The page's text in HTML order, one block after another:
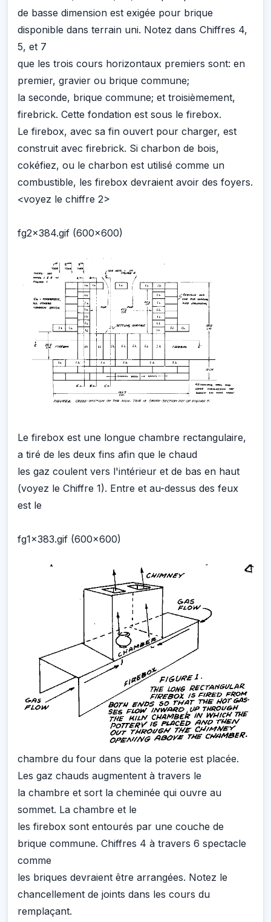
de basse dimension est exigée pour brique
disponible dans terrain uni. Notez dans Chiffres 4,
5, et 7
que les trois cours horizontaux premiers sont: en
premier, gravier ou brique commune;
la seconde, brique commune; et troisièmement,
firebrick. Cette fondation est sous le firebox.
Le firebox, avec sa fin ouvert pour charger, est
construit avec firebrick. Si charbon de bois,
cokéfiez, ou le charbon est utilisé comme un
combustible, les firebox devraient avoir des foyers.
<voyez le chiffre 2>
fg2x384.gif (600x600)
Le firebox est une longue chambre rectangulaire,
a tiré de les deux fins afin que le chaud
les gaz coulent vers l'intérieur et de bas en haut
(voyez le Chiffre 1). Entre et au-dessus des feux
est le
fg1x383.gif (600x600)
chambre du four dans que la poterie est placée.
Les gaz chauds augmentent à travers le
la chambre et sort la cheminée qui ouvre au
sommet. La chambre et le
les firebox sont entourés par une couche de
brique commune. Chiffres 4 à travers 6 spectacle
comme
les briques devraient être arrangées. Notez le
chancellement de joints dans les cours du
remplaçant.